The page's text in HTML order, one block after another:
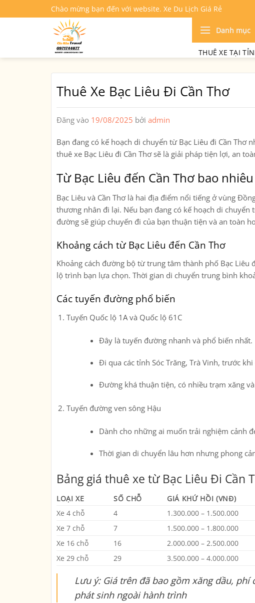
qua
Chào mừng bạn đến với website. Xe Du Lịch Giá Rẻ
Danh mục
THUÊ XE TẠI
Thuê Xe Bạc Liêu Đi Cần Thơ
Đăng vào 19/08/2025 bởi admin
Bạn đang có kế hoạch di chuyển từ Bạc Liêu đi Cần Thơ
thuê xe Bạc Liêu đi Cần Thơsẽ là giải pháp tiện lợi, an
Từ Bạc Liêu đến Cần Thơ bao
Bạc Liêu và Cần Thơ là hai địa điểm nổi tiếng ở vùng
thương nhân đi lại. Nếu bạn đang có kế hoạch di chuyển
đường sẽ giúp chuyến đi của bạn thuận tiện và an toàn
Khoảng cách từ Bạc Liêu đến Cần Thơ
Khoảng cách đường bộ từ trung tâm thành phố Bạc Liêu
lộ trình bạn lựa chọn. Thời gian di chuyển trung bình
Các tuyến đường phổ biến
Tuyến Quốc lộ 1A và Quốc lộ 61C
Đây là tuyến đường nhanh và phổ biến nhất.
Đi qua các tỉnh Sóc Trăng, Trà Vinh, trước khi
Đường khá thuận tiện, có nhiều trạm xăng
Tuyến đường ven sông Hậu
Dành cho những ai muốn trải nghiệm cảnh
Thời gian di chuyển lâu hơn nhưng phong
Bảng giá thuê xe từ Bạc Liêu Đi Cần
LOẠI XE SỐ CHỖ GIÁ KHỨ HỒI (VNĐ)
Xe 4 chỗ
4 1.300.000 – 1.500.000
Xe 7 chỗ
7 1.500.000 – 1.800.000
Xe 16 chỗ
16 2.000.000 – 2.500.000
Xe 29 chỗ
29 3.500.000 – 4.000.000
Lưu ý: Giá trên đã bao gồm xăng dầu,
phát sinh ngoài hành trình